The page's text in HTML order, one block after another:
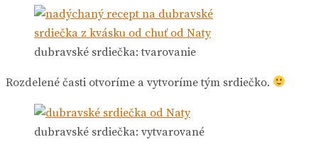
dubravské srdiečka: tvarovanie
Rozdelené časti otvoríme a vytvoríme tým srdiečko.
dubravské srdiečka: vytvarované